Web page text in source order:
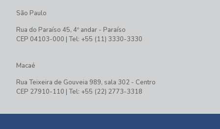
São Paulo
Rua do Paraíso 45, 4º andar - Paraíso
CEP 04103-000 | Tel: +55 (11) 3330-3330
Macaé
Rua Teixeira de Gouveia 989, sala 302 - Centro
CEP 27910-110 | Tel: +55 (22) 2773-3318